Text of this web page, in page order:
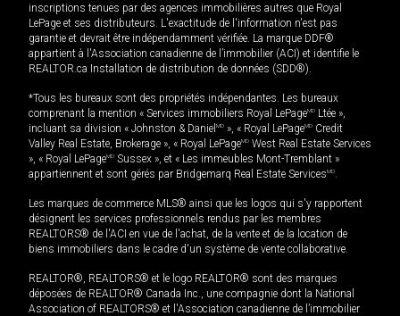
inscriptions tenues par des agences immobilières autres que Royal
LePage et ses distributeurs. L'exactitude de l'information n'est pas
garantie et devrait être indépendamment vérifiée. La marque DDF®
appartient à l'Association canadienne de l’immobilier (ACI) et identifie le
REALTOR.ca Installation de distribution de données (SDD®).
*Tous les bureaux sont des propriétés indépendantes. Les bureaux
comprenant la mention « Services immobiliers Royal LePageMD Ltée »,
incluant sa division « Johnston & Daniel MD », « Royal LePageMD Credit
Valley Real Estate, Brokerage », « Royal LePageMD West Real Estate Services
», « Royal LePageMD Sussex », et « Les immeubles Mont-Tremblant »
appartiennent et sont gérés par Bridgemarq Real Estate ServicesMD
Les marques de commerce MLS® ainsi que les logos qui s'y rapportent
désignent les services professionnels rendus par les membres
REALTORS® de l'ACI en vue de l'achat, de la vente et de la location de
biens immobiliers dans le cadre d'un système de vente collaborative.
REALTOR®, REALTORS® et le logo REALTOR® sont des marques
déposées de REALTOR® Canada Inc., une compagnie dont la National
Association of REALTORS® et l'Association canadienne de l’immobilier